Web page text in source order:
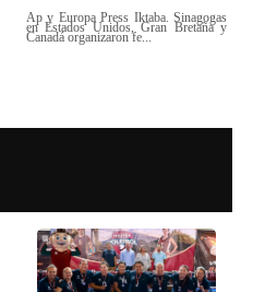
Ap y Europa Press Iktaba. Sinagogas
en Estados Unidos, Gran Bretaña y
Canadá organizaron fe...